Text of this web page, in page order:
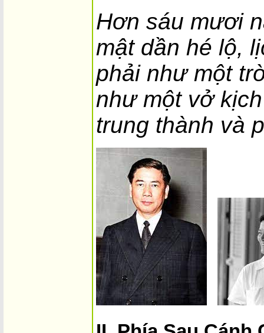
Hơn sáu mươi
mật dần hé lộ,
phải như một
như một vở
trung thành và